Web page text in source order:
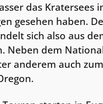
das Kratersees
gesehen haben.
sich also aus
Neben dem
anderem auch